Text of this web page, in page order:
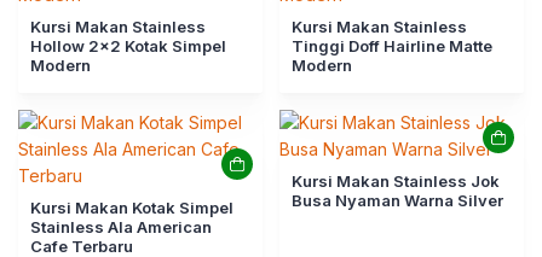
Kursi Makan Stainless
Hollow 2×2 Kotak Simpel
Modern
Kursi Makan Stainless
Tinggi Doff Hairline Matte
Modern
Kursi Makan Kotak Simpel
Stainless Ala American
Cafe Terbaru
Kursi Makan Stainless Jok
Busa Nyaman Warna Silver